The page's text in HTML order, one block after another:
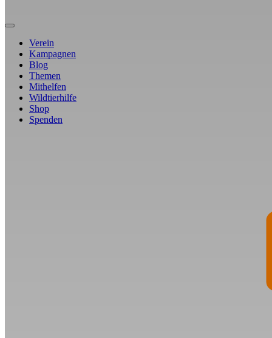
Verein
Kampagnen
Blog
Themen
Mithelfen
Wildtierhilfe
Shop
Spenden